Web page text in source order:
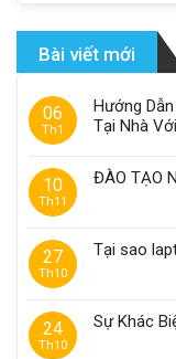
Bài viết mới
06
Th1
Hướng
Tại Nhà
10
Th11
ĐÀO TẠO
27
Th10
Tại sao
24
Th10
Sự Khác